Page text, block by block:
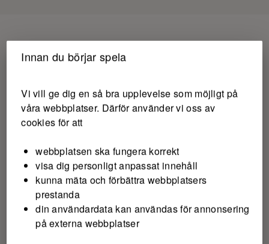
Innan du börjar spela
Vi vill ge dig en så bra upplevelse som möjligt på
våra webbplatser. Därför använder vi oss av
cookies för att
webbplatsen ska fungera korrekt
visa dig personligt anpassat innehåll
kunna mäta och förbättra webbplatsers
prestanda
din användardata kan användas för annonsering
på externa webbplatser